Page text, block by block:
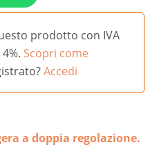
prodotto con IVA
Scopri come
Accedi
a doppia regolazione.